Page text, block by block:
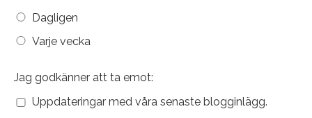
Dagligen
Varje vecka
Jag godkänner att ta emot:
Uppdateringar med våra senaste blogginlägg.